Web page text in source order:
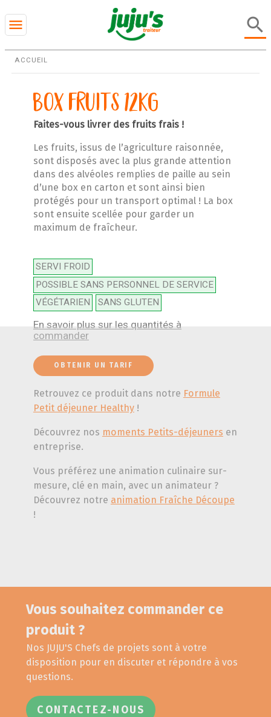
menu search
ACCUEIL
Box Fruits 12kg
Faites-vous livrer des fruits frais !
Les fruits, issus de l’agriculture raisonnée,
sont disposés avec la plus grande attention
dans des alvéoles remplies de paille au sein
d’une box en carton et sont ainsi bien
protégés pour un transport optimal ! La box
sont ensuite scellée pour garder un
maximum de fraîcheur.
SERVI FROID
POSSIBLE SANS PERSONNEL DE SERVICE
VÉGÉTARIEN
SANS GLUTEN
En savoir plus sur les quantités à
commander
OBTENIR UN TARIF
Retrouvez ce produit dans notre Formule
Petit déjeuner Healthy!
Découvrez nos moments Petits-déjeuners en
entreprise.
Vous préférez une animation culinaire sur-
mesure, clé en main, avec un animateur ?
Découvrez notre animation Fraîche Découpe
!
Vous souhaitez commander ce
produit ?
Nos JUJU'S Chefs de projets sont à votre
disposition pour en discuter et répondre à vos
questions.
CONTACTEZ-NOUS